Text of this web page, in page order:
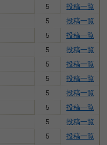
5
投稿一覧
5
投稿一覧
5
投稿一覧
5
投稿一覧
5
投稿一覧
5
投稿一覧
5
投稿一覧
5
投稿一覧
5
投稿一覧
5
投稿一覧